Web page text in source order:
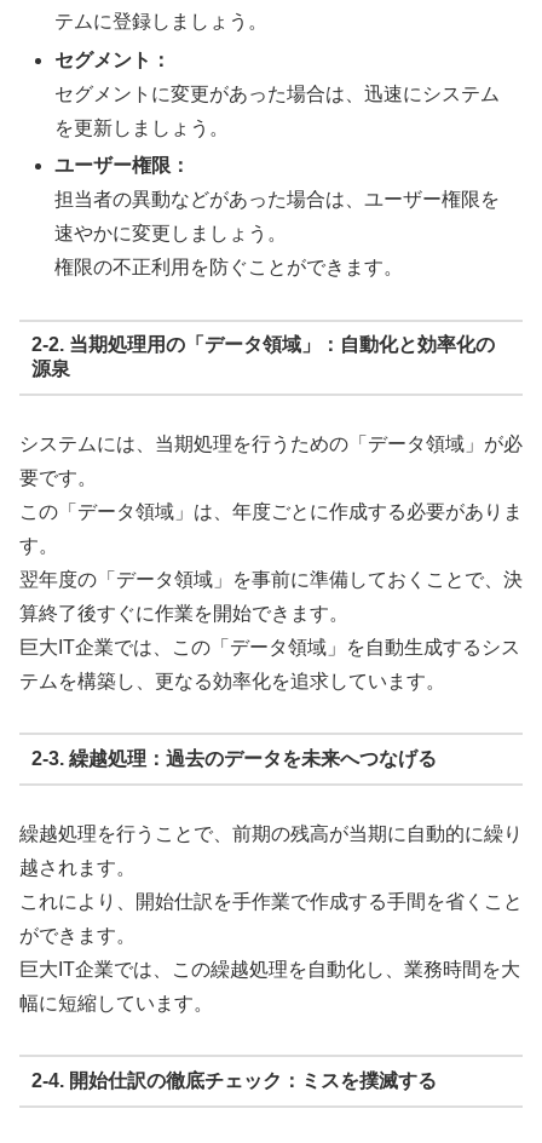
テムに登録しましょう。
セグメント：
セグメントに変更があった場合は、迅速にシステム
を更新しましょう。
ユーザー権限：
担当者の異動などがあった場合は、ユーザー権限を
速やかに変更しましょう。
権限の不正利用を防ぐことができます。
2-2. 当期処理用の「データ領域」：自動化と効率化の
源泉
システムには、当期処理を行うための「データ領域」が必
要です。
この「データ領域」は、年度ごとに作成する必要がありま
す。
翌年度の「データ領域」を事前に準備しておくことで、決
算終了後すぐに作業を開始できます。
巨大IT企業では、この「データ領域」を自動生成するシス
テムを構築し、更なる効率化を追求しています。
2-3. 繰越処理：過去のデータを未来へつなげる
繰越処理を行うことで、前期の残高が当期に自動的に繰り
越されます。
これにより、開始仕訳を手作業で作成する手間を省くこと
ができます。
巨大IT企業では、この繰越処理を自動化し、業務時間を大
幅に短縮しています。
2-4. 開始仕訳の徹底チェック：ミスを撲滅する